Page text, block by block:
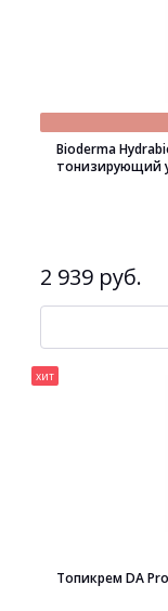
Bioderma
тонизирующий
2 939 руб.
хит
Топикрем DA